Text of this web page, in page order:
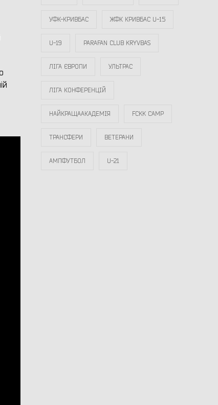
УФК-КРИВБАС ЖФК КРИВБАС U-15
U-19 PARAFAN CLUB KRYVBAS
ЛІГА ЄВРОПИ УЛЬТРАС
ЛІГА КОНФЕРЕНЦІЙ
НАЙКРАЩААКАДЕМІЯ FCKK CAMP
ТРАНСФЕРИ ВЕТЕРАНИ
АМПФУТБОЛ U-21